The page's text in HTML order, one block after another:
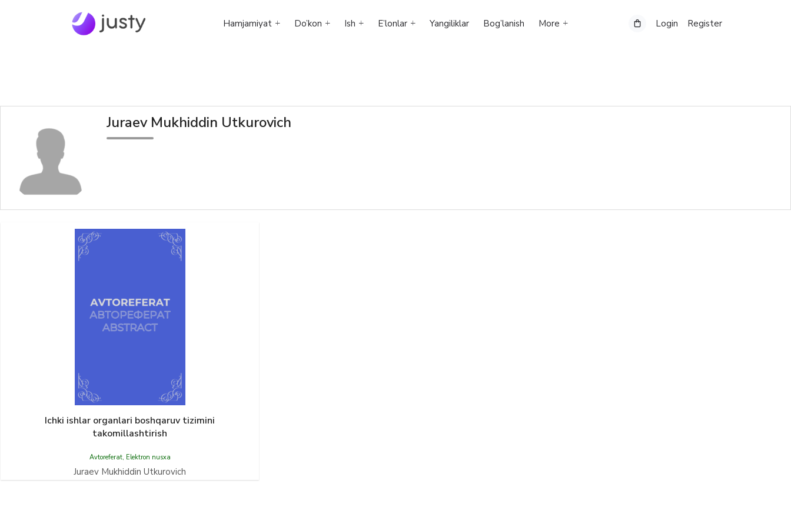
Hamjamiyat Do’kon Ish E’lonlar Yangiliklar Bog’lanish More Login Register
Juraev Mukhiddin Utkurovich
Ichki ishlar organlari boshqaruv tizimini
takomillashtirish
Avtoreferat, Elektron nusxa
Juraev Mukhiddin Utkurovich